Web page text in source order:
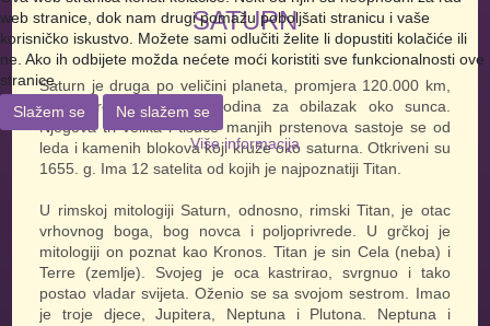
SATURN
Saturn je druga po veličini planeta, promjera 120.000 km,
kojem treba 29 i pol godina za obilazak oko sunca.
Njegova tri velika i tisuće manjih prstenova sastoje se od
leda i kamenih blokova koji kruže oko saturna. Otkriveni su
1655. g. Ima 12 satelita od kojih je najpoznatiji Titan.
U rimskoj mitologiji Saturn, odnosno, rimski Titan, je otac
vrhovnog boga, bog novca i poljoprivrede. U grčkoj je
mitologiji on poznat kao Kronos. Titan je sin Cela (neba) i
Terre (zemlje). Svojeg je oca kastrirao, svrgnuo i tako
postao vladar svijeta. Oženio se sa svojom sestrom. Imao
je troje djece, Jupitera, Neptuna i Plutona. Neptuna i
web stranice, dok nam drugi pomažu poboljšati stranicu i vaše
korisničko iskustvo. Možete sami odlučiti želite li dopustiti kolačiće ili
ne. Ako ih odbijete možda nećete moći koristiti sve funkcionalnosti ove
stranice.
Slažem se
Ne slažem se
Više informacija